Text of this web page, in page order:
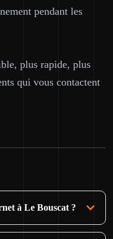
pendant les
plus rapide, plus
qui vous contactent
à Le Bouscat ?